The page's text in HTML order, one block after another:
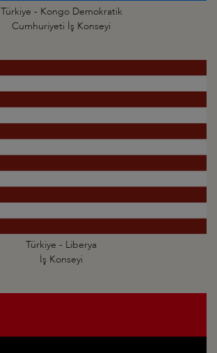
Türkiye - Kongo Demokratik
Cumhuriyeti İş Konseyi
Türkiye - Liberya
İş Konseyi